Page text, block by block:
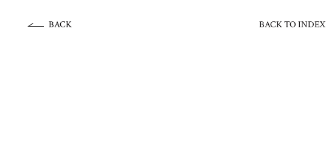
BACK BACK TO INDEX